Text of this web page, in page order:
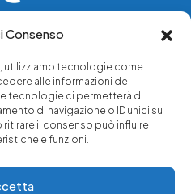
Consenso
utilizziamo tecnologie come i
alle informazioni del
tecnologie ci permetterà di
di navigazione o ID unici su
il consenso può influire
e funzioni.
siamo
tutela legale